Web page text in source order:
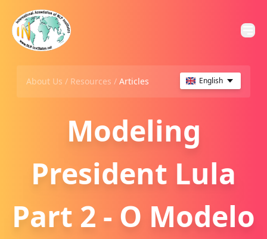
About Us / Resources / Articles English
Modeling
President Lula
Part 2 - O Modelo